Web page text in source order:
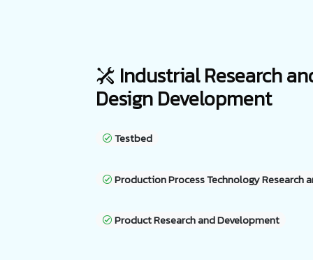
Industrial Research
Design Development
Testbed
Production Process Technology Research
Product Research and Development